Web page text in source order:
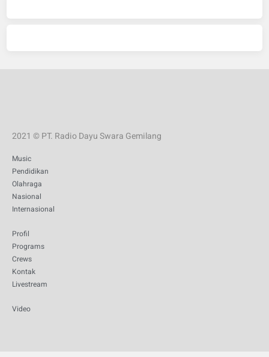
2021 © PT. Radio Dayu Swara Gemilang
Music
Pendidikan
Olahraga
Nasional
Internasional
Profil
Programs
Crews
Kontak
Livestream
Video